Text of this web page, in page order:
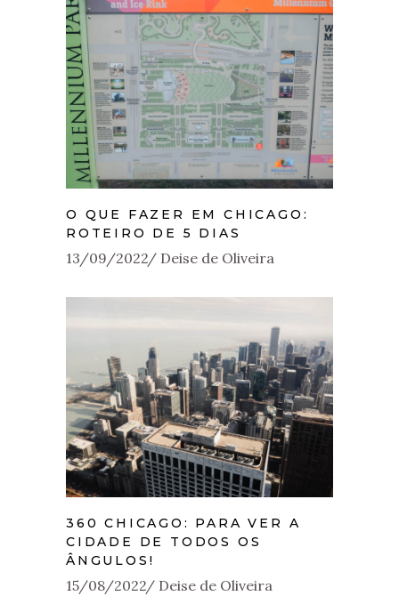
O QUE FAZER EM CHICAGO:
ROTEIRO DE 5 DIAS
13/09/2022 Deise de Oliveira
360 CHICAGO: PARA VER A
CIDADE DE TODOS OS
ÂNGULOS!
15/08/2022 Deise de Oliveira